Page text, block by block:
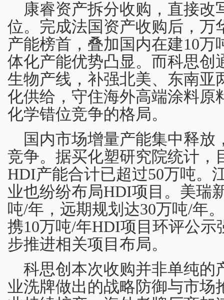
康睿资产拆分收购，直接改
位。完成法国资产收购后，万
产能榜首，叠加国内在建10万
体化产能优势凸显。而科思创
生物产线，补强北美、东南亚
化供给，守住海外高端涂料原
化学错位竞争的格局。
国内市场增量产能集中释放
竞争。据买化塑研究院统计，
HDI产能合计已超过50万吨。
业也纷纷布局HDI项目。美瑞
吨/年，远期规划达30万吨/年
携10万吨/年HDI项目环评公示
步推进相关项目布局。
科思创本次收购并非单纯的
业洗牌做出的战略防御与市场